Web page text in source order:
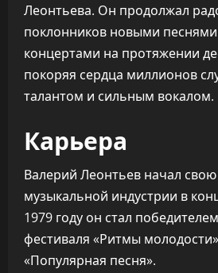
Леонтьева. Он продолжал
поклонников новыми
концертами на протяжении
покоряя сердца миллионов
талантом и сильным вокалом.
Карьера
Валерий Леонтьев начал
музыкальной индустрии в
1979 году он стал
фестиваля «Ритмы
«Популярная песня».